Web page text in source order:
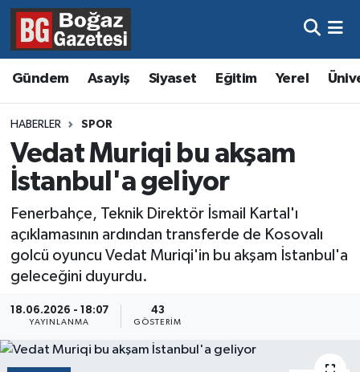
Gündem Asayiş Siyaset Eğitim Yerel
HABERLER SPOR
Vedat Muriqi bu akşam
İstanbul'a geliyor
Fenerbahçe, Teknik Direktör İsmail Kartal'ı
açıklamasının ardından transferde de Kosovalı
golcü oyuncu Vedat Muriqi'in bu akşam İstanbul'a
geleceğini duyurdu.
18.06.2026 - 18:07
YAYINLANMA
43
GÖSTERIM
Asayiş
Eğitim
Ekonomi
Gündem
Kültür ve Sanat
Magazin
Resmi İlanlar
Sağlık
Hava Durumu
Trafik Durumu
Süper Lig Puan Durumu ve Fikstür
Tüm Manşetler
Son Dakika Haberleri
Haber Arşivi